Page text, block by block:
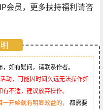
会员，更多扶持福利请咨
如有疑问，请联系作者。
动，可能因时间久远无法操作如
不适，建议放弃操作。
开始就有明显效益的，
都需要